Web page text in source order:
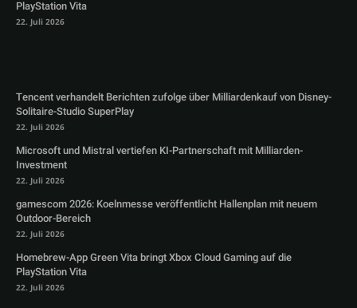
PlayStation Vita
22. Juli 2026
Tencent verhandelt Berichten zufolge über Milliardenkauf von Disney-
Solitaire-Studio SuperPlay
22. Juli 2026
Microsoft und Mistral vertiefen KI-Partnerschaft mit Milliarden-
Investment
22. Juli 2026
gamescom 2026: Koelnmesse veröffentlicht Hallenplan mit neuem
Outdoor-Bereich
22. Juli 2026
Homebrew-App Green Vita bringt Xbox Cloud Gaming auf die
PlayStation Vita
22. Juli 2026